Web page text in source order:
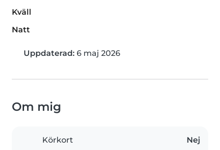
Kväll
Natt
Uppdaterad: 6 maj 2026
Om mig
Körkort Nej